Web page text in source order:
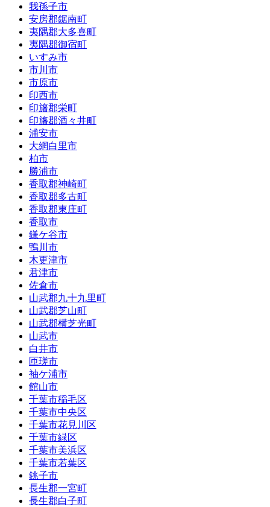
我孫子市
安房郡鋸南町
夷隅郡大多喜町
夷隅郡御宿町
いすみ市
市川市
市原市
印西市
印旛郡栄町
印旛郡酒々井町
浦安市
大網白里市
柏市
勝浦市
香取郡神崎町
香取郡多古町
香取郡東庄町
香取市
鎌ケ谷市
鴨川市
木更津市
君津市
佐倉市
山武郡九十九里町
山武郡芝山町
山武郡横芝光町
山武市
白井市
匝瑳市
袖ケ浦市
館山市
千葉市稲毛区
千葉市中央区
千葉市花見川区
千葉市緑区
千葉市美浜区
千葉市若葉区
銚子市
長生郡一宮町
長生郡白子町